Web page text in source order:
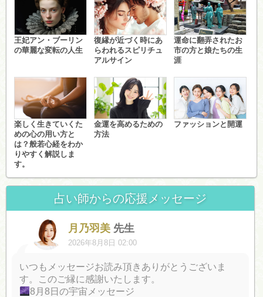
王妃アン・ブーリン
の華麗な変転の人生
復縁が近づく時にあ
らわれるスピリチュ
アルサイン
運命に翻弄されたお
市の方と娘たちの生
涯
楽しく生きていくた
めの心の用い方と
は？般若心経をわか
りやすく解説しま
す。
金運を高めるための
方法
ファッションと開運
占い師からの応援メッセージ
月乃羽美 先生
2026年8月8日 02:00
いつもメッセージお読み頂きありがとうございま
す。このご縁に感謝いたします。
8月8日の宇宙メッセージ